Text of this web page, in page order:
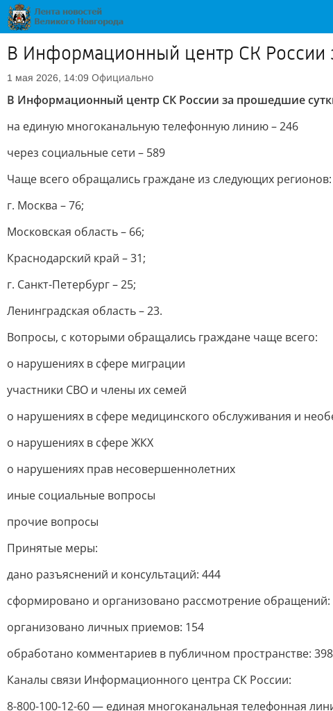
В Информационный центр СК России
1 мая 2026, 14:09 Официально
В Информационный центр СК России за прошедшие
на единую многоканальную телефонную линию – 246
через социальные сети – 589
Чаще всего обращались граждане из следующих регионов:
г. Москва – 76;
Московская область – 66;
Краснодарский край – 31;
г. Санкт-Петербург – 25;
Ленинградская область – 23.
Вопросы, с которыми обращались граждане чаще всего:
о нарушениях в сфере миграции
участники СВО и члены их семей
о нарушениях в сфере медицинского обслуживания и
о нарушениях в сфере ЖКХ
о нарушениях прав несовершеннолетних
иные социальные вопросы
прочие вопросы
Принятые меры:
дано разъяснений и консультаций: 444
сформировано и организовано рассмотрение обращений:
организовано личных приемов: 154
обработано комментариев в публичном пространстве: 398
Каналы связи Информационного центра СК России:
8-800-100-12-60 — единая многоканальная телефонная